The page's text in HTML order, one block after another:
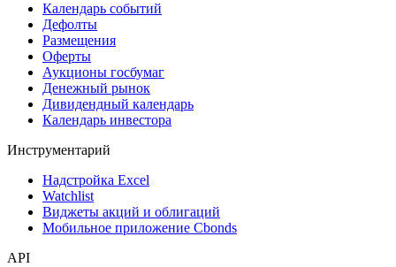
Календарь событий
Дефолты
Размещения
Оферты
Аукционы госбумаг
Денежный рынок
Дивидендный календарь
Календарь инвестора
Инструментарий
Надстройка Excel
Watchlist
Виджеты акций и облигаций
Мобильное приложение Cbonds
API